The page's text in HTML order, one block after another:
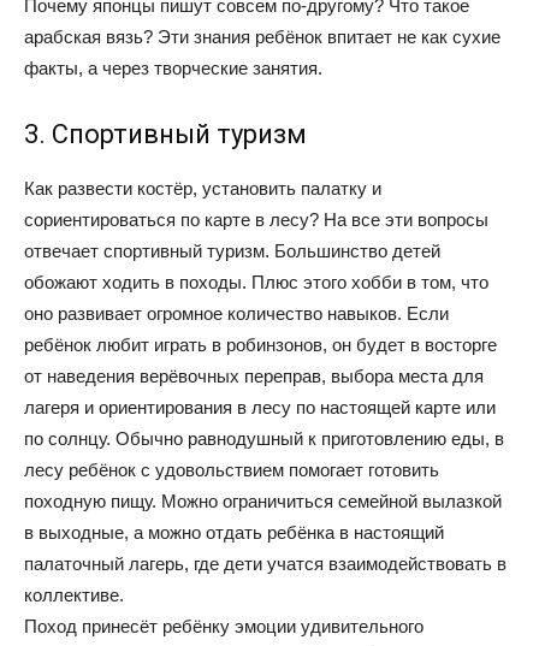
Почему японцы пишут совсем по-другому? Что такое
арабская вязь? Эти знания ребёнок впитает не как сухие
факты, а через творческие занятия.
3. Спортивный туризм
Как развести костёр, установить палатку и
сориентироваться по карте в лесу? На все эти вопросы
отвечает спортивный туризм. Большинство детей
обожают ходить в походы. Плюс этого хобби в том, что
оно развивает огромное количество навыков. Если
ребёнок любит играть в робинзонов, он будет в восторге
от наведения верёвочных переправ, выбора места для
лагеря и ориентирования в лесу по настоящей карте или
по солнцу. Обычно равнодушный к приготовлению еды, в
лесу ребёнок с удовольствием помогает готовить
походную пищу. Можно ограничиться семейной вылазкой
в выходные, а можно отдать ребёнка в настоящий
палаточный лагерь, где дети учатся взаимодействовать в
коллективе.
Поход принесёт ребёнку эмоции удивительного